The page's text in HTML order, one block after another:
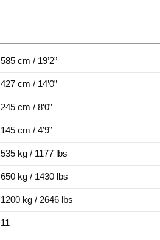
585 cm / 19’2”
427 cm / 14’0”
245 cm / 8’0”
145 cm / 4’9”
535 kg / 1177 lbs
650 kg / 1430 lbs
1200 kg / 2646 lbs
11